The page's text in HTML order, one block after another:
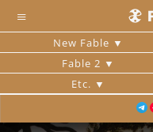
≡
New Fable
Fable 2
Etc.